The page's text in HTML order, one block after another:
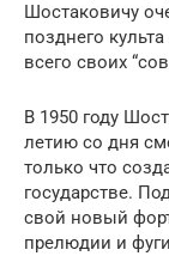
Шостаковичу
позднего
всего своих
В 1950 году
летию со дня
только что
государстве.
свой новый
прелюдии и